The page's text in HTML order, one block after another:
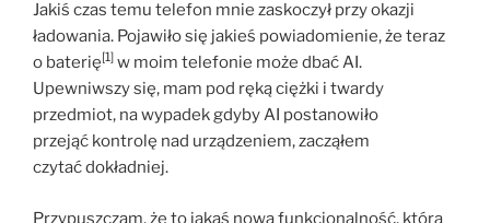
Jakiś czas temu telefon mnie zaskoczył przy okazji
ładowania. Pojawiło się jakieś powiadomienie, że teraz
o baterię[1] w moim telefonie może dbać AI.
Upewniwszy się, mam pod ręką ciężki i twardy
przedmiot, na wypadek gdyby AI postanowiło
przejąć kontrolę nad urządzeniem, zacząłem
czytać dokładniej.
Przypuszczam, że to jakaś nowa funkcjonalność, która